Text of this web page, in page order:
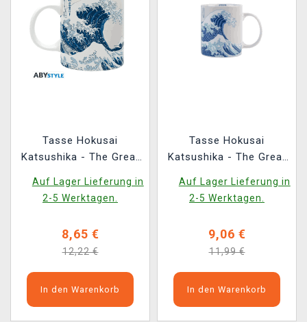
Tasse Hokusai
Katsushika - The Great
Auf Lager Lieferung in
2-5 Werktagen.
8,65 €
12,22 €
In den Warenkorb
Tasse Hokusai
Katsushika - The Great
Auf Lager Lieferung in
2-5 Werktagen.
9,06 €
11,99 €
In den Warenkorb